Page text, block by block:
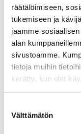
räätälöimiseen,
tukemiseen ja
jaamme
alan
sivustoamme.
tietoja muihin
kerätty, kun olet
valinta
Välttämätön
työkalenterista,
oppimiseen
arvoisia.
”Johtajana et ole